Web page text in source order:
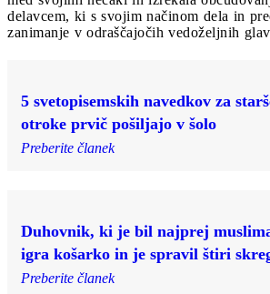
delavcem, ki s svojim načinom dela in
zanimanje v odraščajočih vedoželjnih
5 svetopisemskih navedkov za
otroke prvič pošiljajo v šolo
Preberite članek
Duhovnik, ki je bil najprej
igra košarko in je spravil štiri
Preberite članek